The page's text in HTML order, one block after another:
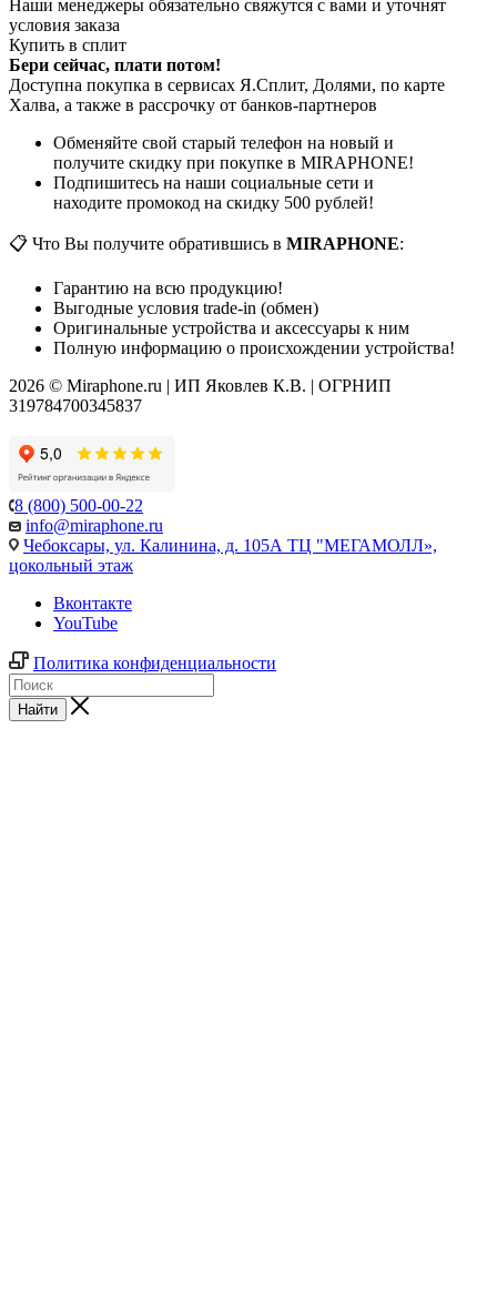
Наши менеджеры обязательно свяжутся с вами и уточнят
условия заказа
Купить в сплит
Бери сейчас, плати потом!
Доступна покупка в сервисах Я.Сплит, Долями, по карте
Халва, а также в рассрочку от банков-партнеров
Обменяйте свой старый телефон на новый и
получите скидку при покупке в MIRAPHONE!
Подпишитесь на наши социальные сети и
находите промокод на скидку 500 рублей!
📋 Что Вы получите обратившись в MIRAPHONE:
Гарантию на всю продукцию!
Выгодные условия trade-in (обмен)
Оригинальные устройства и аксессуары к ним
Полную информацию о происхождении устройства!
2026 © Miraphone.ru | ИП Яковлев К.В. | ОГРНИП
319784700345837
8 (800) 500-00-22
info@miraphone.ru
Чебоксары, ул. Калинина, д. 105А ТЦ "МЕГАМОЛЛ»,
цокольный этаж
Вконтакте
YouTube
Политика конфиденциальности
Найти